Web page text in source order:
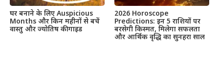
घर बनाने के लिए Auspicious
Months और किन महीनों से बचें
वास्तु और ज्योतिष की गाइड
2026 Horoscope
Predictions: इन 5 राशियों पर
बरसेगी किस्मत, मिलेगा सफलता
और आर्थिक वृद्धि का सुनहरा साल